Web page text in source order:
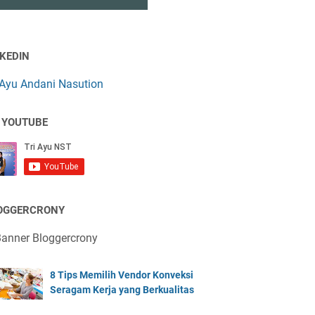
Andani Nasution
8 Tips Memilih Vendor Konveksi
Seragam Kerja yang Berkualitas